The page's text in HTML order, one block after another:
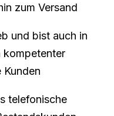
zum Versand
und bist auch in
kompetenter
Kunden
telefonische